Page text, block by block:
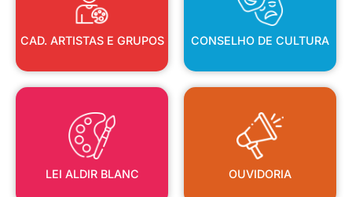
CAD. ARTISTAS E GRUPOS CONSELHO DE CULTURA
LEI ALDIR BLANC
LEI ALDIR BLANC
OUVIDORIA
OUVIDORIA